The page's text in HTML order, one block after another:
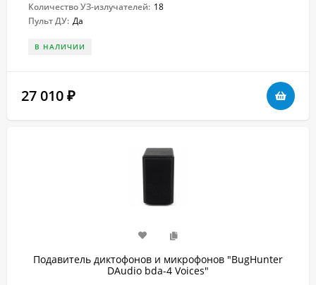
Количество УЗ-излучателей: 18
Пульт ДУ: Да
В НАЛИЧИИ
27 010 ₽
Подавитель диктофонов и микрофонов "BugHunter
DAudio bda-4 Voices"